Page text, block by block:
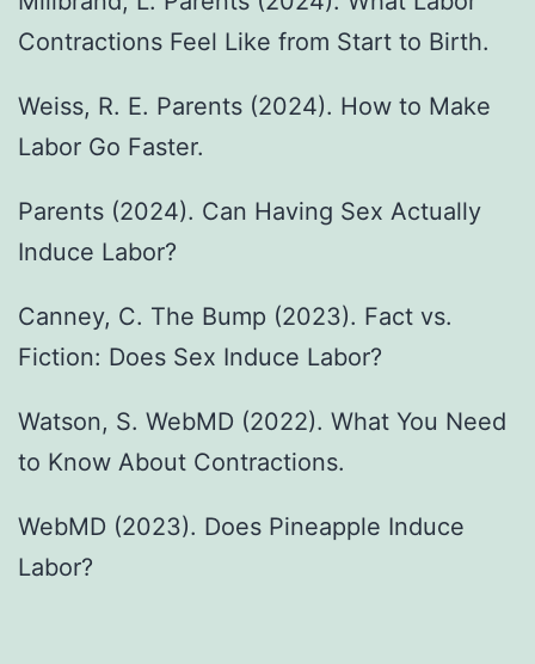
Contractions Feel Like from Start to Birth.
Weiss, R. E. Parents (2024). How to Make
Labor Go Faster.
Parents (2024). Can Having Sex Actually
Induce Labor?
Canney, C. The Bump (2023). Fact vs.
Fiction: Does Sex Induce Labor?
Watson, S. WebMD (2022). What You Need
to Know About Contractions.
WebMD (2023). Does Pineapple Induce
Labor?